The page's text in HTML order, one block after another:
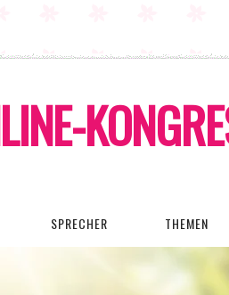
SPRECHER THEMEN